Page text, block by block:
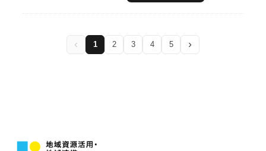
展から営業・販売促進・対面販売までを経験
‹ 1 2 3 4 5 ›